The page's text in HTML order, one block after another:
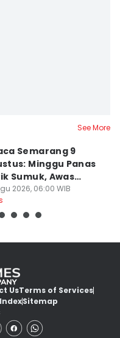
See More
Semarang 9
Minggu Panas
Sumuk, Awas
Dingin Bediding!
2026, 06:00 WIB
UsTerms of Services
IndexSitemap